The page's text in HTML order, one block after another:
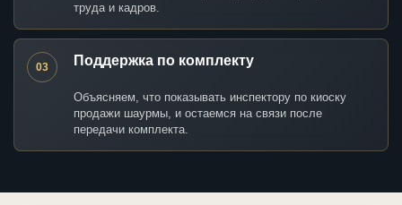
труда и кадров.
03 Поддержка по комплекту
Объясняем, что показывать инспектору по киоску
продажи шаурмы, и остаемся на связи после
передачи комплекта.